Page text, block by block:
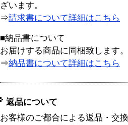
ざいます。
⇒請求書について詳細はこちら
■納品書について
お届けする商品に同梱致します。
⇒納品書について詳細はこちら
返品について
お客様のご都合による返品・交